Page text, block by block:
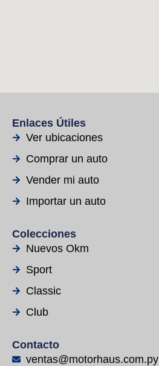
Enlaces Útiles
Ver ubicaciones
Comprar un auto
Vender mi auto
Importar un auto
Colecciones
Nuevos Okm
Sport
Classic
Club
Contacto
ventas@motorhaus.com.py